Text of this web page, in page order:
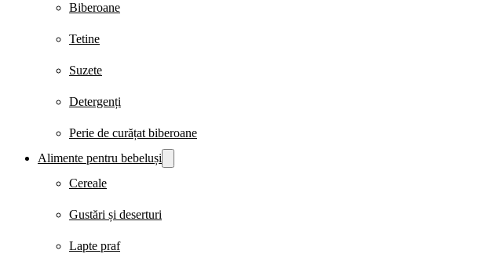
Biberoane
Tetine
Suzete
Detergenți
Perie de curățat biberoane
Alimente pentru bebeluși
Cereale
Gustări și deserturi
Lapte praf